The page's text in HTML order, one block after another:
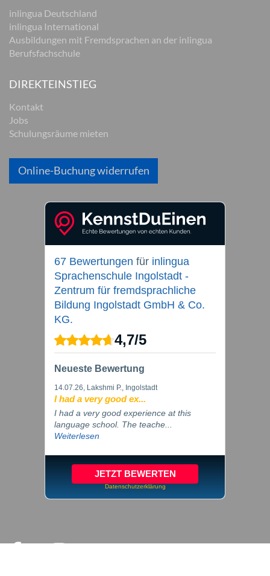
inlingua Deutschland
inlingua International
Ausbildungen mit Fremdsprachen an der inlingua
Berufsfachschule
DIREKTEINSTIEG
Kontakt
Jobs
Schulungsräume mieten
Online-Buchung widerrufen
67 Bewertungen für inlingua
Sprachenschule Ingolstadt -
Zentrum für fremdsprachliche
Bildung Ingolstadt GmbH & Co.
KG.
4,7/5
Neueste Bewertung
14.07.26, Lakshmi P., Ingolstadt
I had a very good ex...
I had a very good experience at this
language school. The teache...
Weiterlesen
JETZT BEWERTEN
Datenschutzerklärung